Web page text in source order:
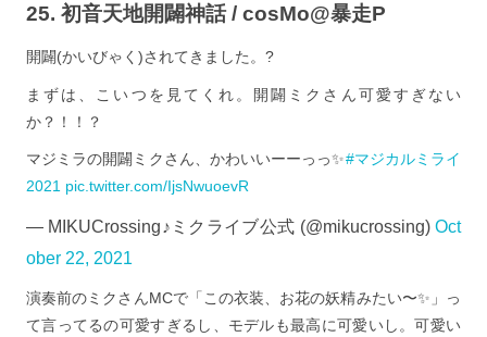
25. 初音天地開闢神話 / cosMo@暴走P
開闢(かいびゃく)されてきました。?
まずは、こいつを見てくれ。開闢ミクさん可愛すぎない
か？！！？
マジミラの開闢ミクさん、かわいいーーっっ✨#マジカルミライ
2021 pic.twitter.com/IjsNwuoevR
— MIKUCrossing♪ミクライブ公式 (@mikucrossing) Oct
ober 22, 2021
演奏前のミクさんMCで「この衣装、お花の妖精みたい〜✨」っ
て言ってるの可愛すぎるし、モデルも最高に可愛いし。可愛い